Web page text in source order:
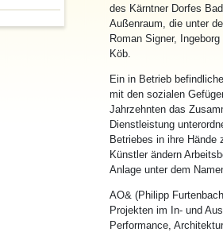
des Kärntner Dorfes
Außenraum, die unter
Roman Signer,
Köb.
Ein in Betrieb
mit den sozialen
Jahrzehnten das
Dienstleistung
Betriebes in ihre Hände
Künstler ändern
Anlage unter dem
AO& (Philipp
Projekten im In- und
Performance,